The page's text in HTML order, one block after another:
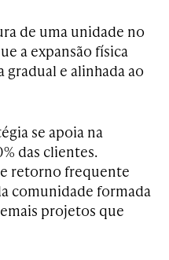
de uma unidade no
a expansão física
e alinhada ao
se apoia na
das clientes.
retorno frequente
comunidade formada
projetos que